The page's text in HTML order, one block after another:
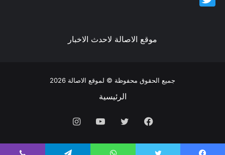
موقع الاصالة لاحدث الاخبار
جميع الحقوق محفوظة © لموقع الاصالة 2026
الرئيسية
فيسبوك تويتر يوتيوب